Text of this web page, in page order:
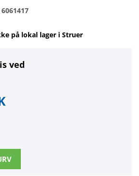
6061417
på lokal lager i Struer
ved